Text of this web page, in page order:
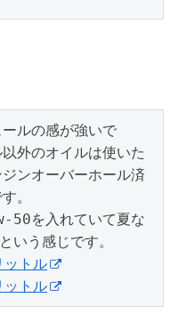
ルの感が強いで
外のオイルは使いた
ンオーバーホール済
。
50を入れていて夏な
トル
トル